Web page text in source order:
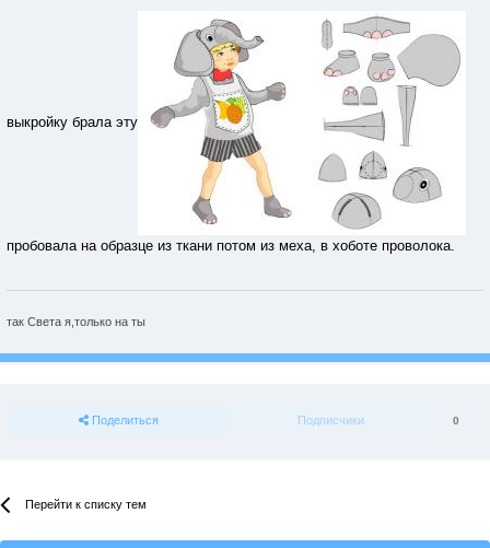
выкройку брала эту
пробовала на образце из ткани потом из меха, в хоботе проволока.
так Света я,только на ты
Поделиться Подписчики 0
Перейти к списку тем